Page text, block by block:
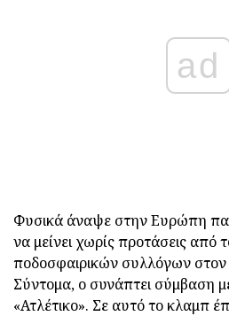
ad
Φυσικά άναψε στην Ευρώπη
να μείνει χωρίς προτάσεις
ποδοσφαιρικών συλλόγων
Σύντομα, ο συνάπτει σύμβαση
«Ατλέτικο». Σε αυτό το κλαμπ